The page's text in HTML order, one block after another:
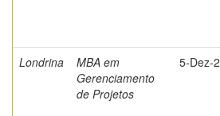
Londrina
MBA em
Gerenciamento
de Projetos
5-Dez-